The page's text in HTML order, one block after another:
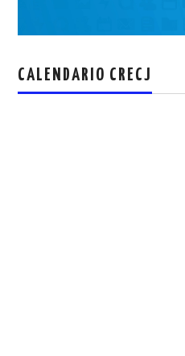
CALENDARIO CRECJ